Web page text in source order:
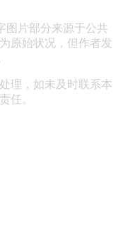
图片部分来源于公共
原始状况，但作者发
理，如未及时联系本
任。